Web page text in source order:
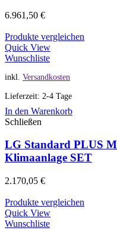
6.961,50 €
Produkte vergleichen
Quick View
Wunschliste
inkl. Versandkosten
Lieferzeit: 2-4 Tage
In den Warenkorb
Schließen
LG Standard PLUS
Klimaanlage SET
2.170,05 €
Produkte vergleichen
Quick View
Wunschliste